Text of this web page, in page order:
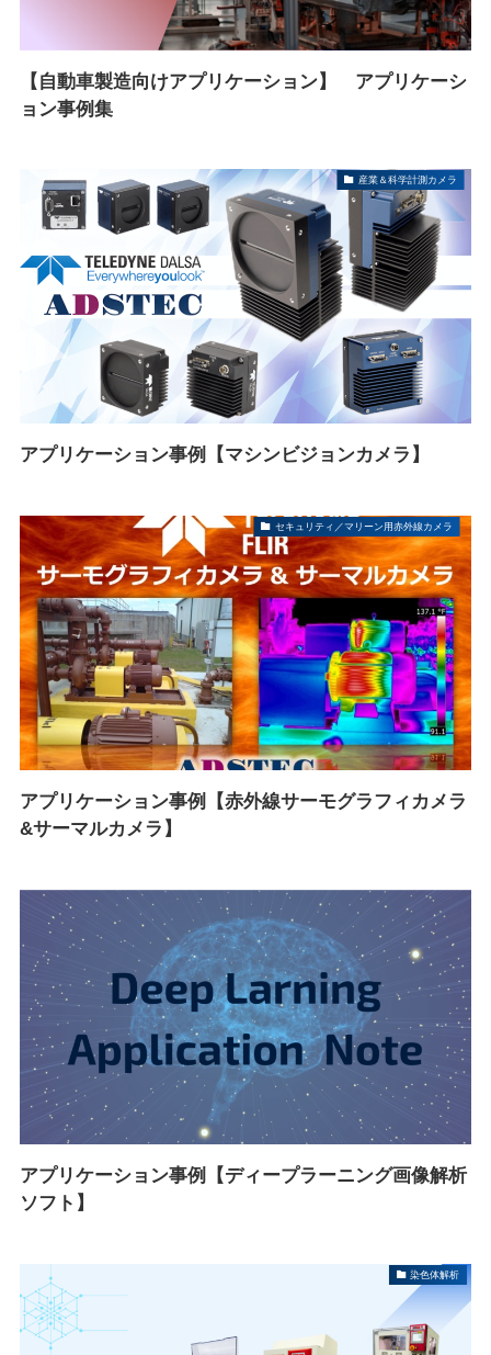
【自動車製造向けアプリケーション】 アプリケーシ
ョン事例集
産業＆科学計測カメラ
アプリケーション事例【マシンビジョンカメラ】
セキュリティ／マリーン用赤外線カメラ
アプリケーション事例【赤外線サーモグラフィカメラ
&サーマルカメラ】
アプリケーション事例【ディープラーニング画像解析
ソフト】
染色体解析